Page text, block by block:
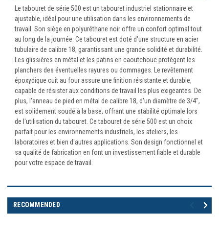
Le tabouret de série 500 est un tabouret industriel stationnaire et
ajustable, idéal pour une utilisation dans les environnements de
travail. Son siège en polyuréthane noir offre un confort optimal tout
au long de la journée. Ce tabouret est doté d'une structure en acier
tubulaire de calibre 18, garantissant une grande solidité et durabilité.
Les glissières en métal et les patins en caoutchouc protègent les
planchers des éventuelles rayures ou dommages. Le revêtement
époxydique cuit au four assure une finition résistante et durable,
capable de résister aux conditions de travail les plus exigeantes. De
plus, l'anneau de pied en métal de calibre 18, d'un diamètre de 3/4",
est solidement soudé à la base, offrant une stabilité optimale lors
de l'utilisation du tabouret. Ce tabouret de série 500 est un choix
parfait pour les environnements industriels, les ateliers, les
laboratoires et bien d'autres applications. Son design fonctionnel et
sa qualité de fabrication en font un investissement fiable et durable
pour votre espace de travail.
RECOMMENDED